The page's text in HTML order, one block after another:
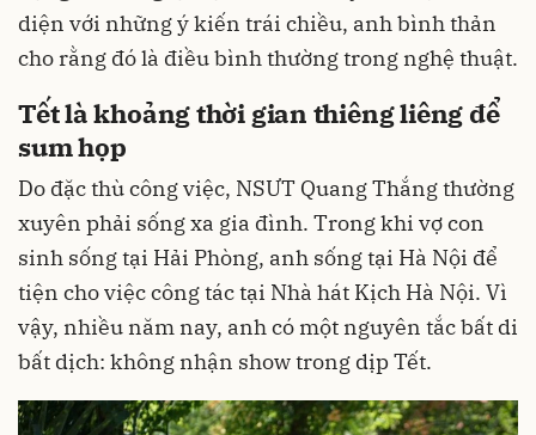
diện với những ý kiến trái chiều, anh bình thản
cho rằng đó là điều bình thường trong nghệ thuật.
Tết là khoảng thời gian thiêng liêng để
sum họp
Do đặc thù công việc, NSƯT Quang Thắng thường
xuyên phải sống xa gia đình. Trong khi vợ con
sinh sống tại Hải Phòng, anh sống tại Hà Nội để
tiện cho việc công tác tại Nhà hát Kịch Hà Nội. Vì
vậy, nhiều năm nay, anh có một nguyên tắc bất di
bất dịch: không nhận show trong dịp Tết.